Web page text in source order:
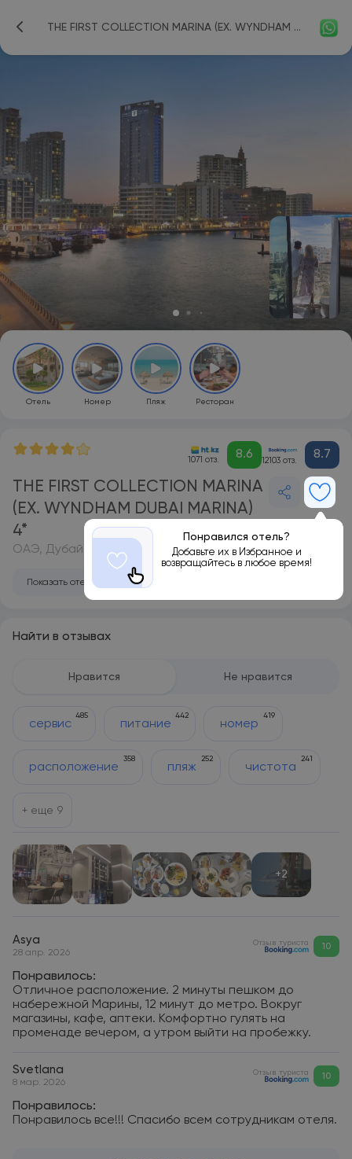
THE FIRST COLLECTION MARINA (EX. WYNDHAM DUBAI MARINA) 4*
✕
Отель Номер Пляж Ресторан
1071 отз. 8.6 12103 отз. 8.7
THE FIRST COLLECTION MARINA
(EX. WYNDHAM DUBAI MARINA)
4*
Понравился отель?
Добавьте их в Избранное и
возвращайтесь в любое время!
ОАЭ, Дубай
Показать отель на карте
Найти в отзывах
Нравится Не нравится
сервис
485
питание
442
номер
419
расположение
358
пляж
252
чистота
241
+ еще 9
+2
Asya
28 апр. 2026
Отзыв туриста 10
Понравилось:
Отличное расположение. 2 минуты пешком до
набережной Марины, 12 минут до метро. Вокруг
магазины, кафе, аптеки. Комфортно гулять на
променаде вечером, а утром выйти на пробежку.
Svetlana
8 мар. 2026
Отзыв туриста 10
Понравилось:
Понравилось все!!! Спасибо всем сотрудникам отеля.